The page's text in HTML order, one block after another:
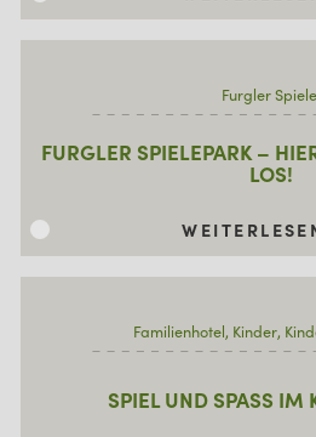
Furgler
FURGLER SPIELEPARK –
LOS!
Familienhotel Kinder
SPIEL UND SPASS IM